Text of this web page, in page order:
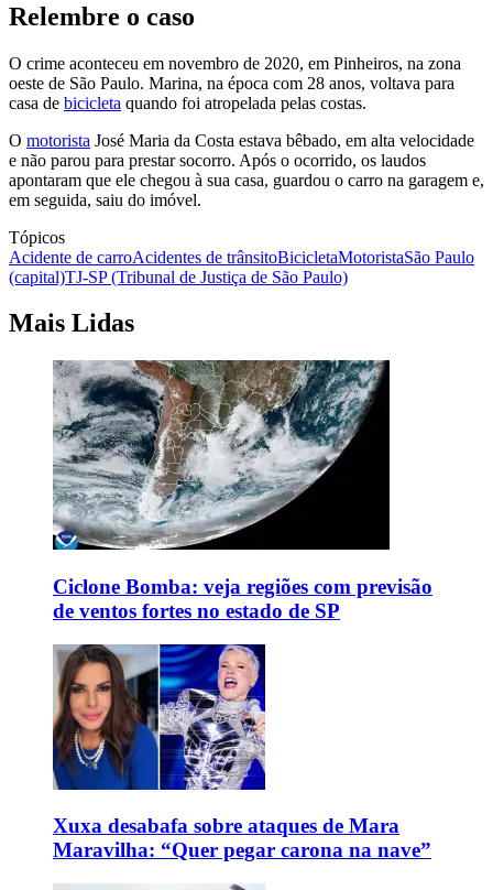
Relembre o caso
O crime aconteceu em novembro de 2020, em Pinheiros, na zona
oeste de São Paulo. Marina, na época com 28 anos, voltava para
casa de bicicleta quando foi atropelada pelas costas.
O motorista José Maria da Costa estava bêbado, em alta velocidade
e não parou para prestar socorro. Após o ocorrido, os laudos
apontaram que ele chegou à sua casa, guardou o carro na garagem e,
em seguida, saiu do imóvel.
Tópicos
Acidente de carroAcidentes de trânsitoBicicletaMotoristaSão Paulo
(capital)TJ-SP (Tribunal de Justiça de São Paulo)
Mais Lidas
Ciclone Bomba: veja regiões com previsão
de ventos fortes no estado de SP
Xuxa desabafa sobre ataques de Mara
Maravilha: “Quer pegar carona na nave”